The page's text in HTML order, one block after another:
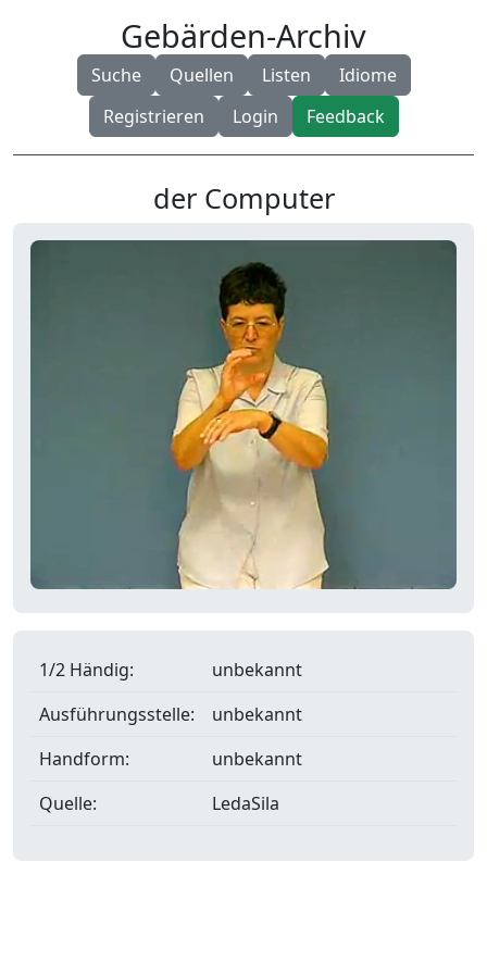
Gebärden-Archiv
Suche Quellen Listen
Idiome
Registrieren
Login Feedback
der Computer
1/2 Händig:
unbekannt
Ausführungsstelle:
unbekannt
Handform:
unbekannt
Quelle:
LedaSila